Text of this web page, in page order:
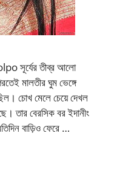
সূর্যের তীব্র আলো
মালতীর ঘুম ভেঙ্গে
চোখ মেলে চেয়ে দেখল
তার বেরসিক বর ইদানীং
বাড়িও ফেরে …